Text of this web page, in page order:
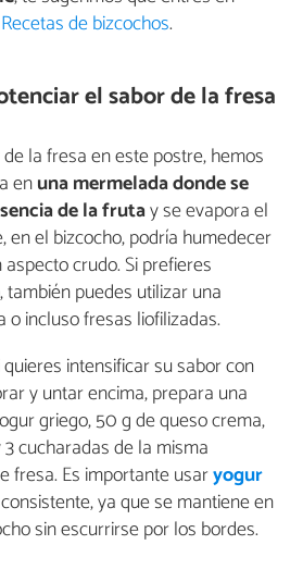
Recetas de bizcochos.
el sabor de la fresa
la fresa en este postre, hemos
enuna mermelada donde se
de la frutay se evapora el
en el bizcocho, podría humedecer
crudo. Si prefieres
puedes utilizar una
incluso fresas liofilizadas.
intensificar su sabor con
y untar encima, prepara una
griego, 50 g de queso crema,
cucharadas de la misma
fresa. Es importante usaryogur
ya que se mantiene en
sin escurrirse por los bordes.